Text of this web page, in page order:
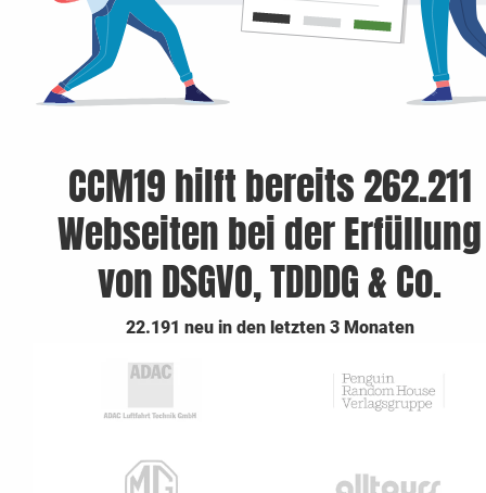
CCM19 hilft bereits 262.211
Webseiten bei der Erfüllung
von DSGVO, TDDDG & Co.
22.191 neu in den letzten 3 Monaten